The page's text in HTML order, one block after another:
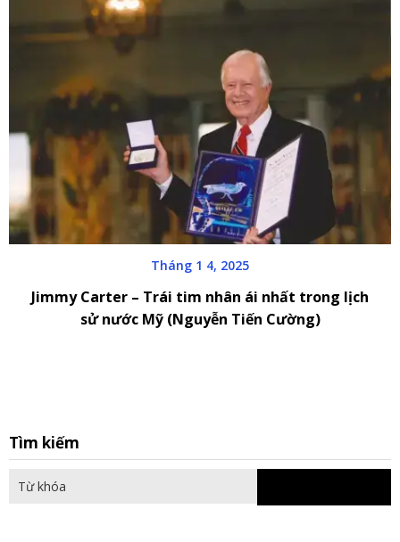
Tháng 1 4, 2025
Jimmy Carter – Trái tim nhân ái nhất trong lịch
sử nước Mỹ (Nguyễn Tiến Cường)
Tìm kiếm